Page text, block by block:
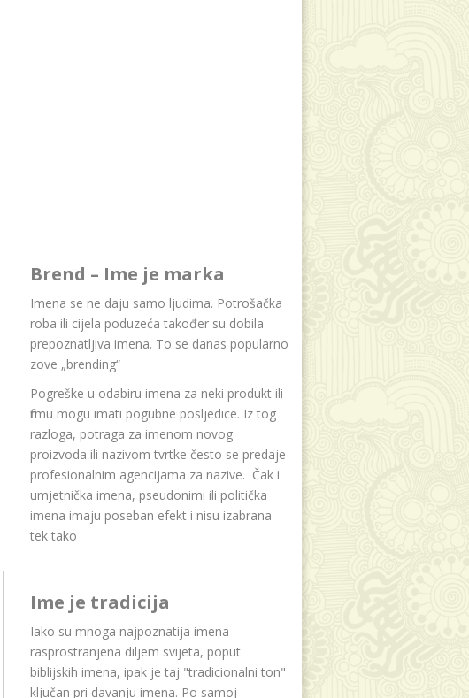
Brend – Ime je marka
Imena se ne daju samo ljudima. Potrošačka
roba ili cijela poduzeća također su dobila
prepoznatljiva imena. To se danas popularno
zove „brending“
Pogreške u odabiru imena za neki produkt ili
firmu mogu imati pogubne posljedice. Iz tog
razloga, potraga za imenom novog
proizvoda ili nazivom tvrtke često se predaje
profesionalnim agencijama za nazive. Čak i
umjetnička imena, pseudonimi ili politička
imena imaju poseban efekt i nisu izabrana
tek tako
Ime je tradicija
Iako su mnoga najpoznatija imena
rasprostranjena diljem svijeta, poput
biblijskih imena, ipak je taj "tradicionalni ton"
ključan pri davanju imena. Po samoj